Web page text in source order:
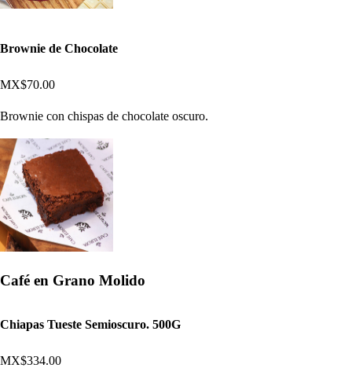
Brownie de Chocolate
MX$70.00
Brownie con chispas de chocolate oscuro.
Café en Grano Molido
Chiapas Tueste Semioscuro. 500G
MX$334.00